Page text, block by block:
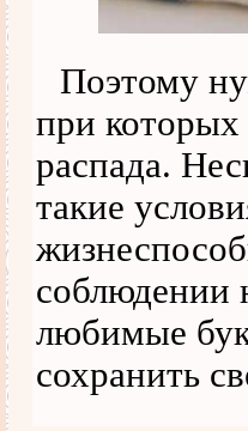
Поэтому
при
распада.
такие
соблюдении
любимые
сохранить